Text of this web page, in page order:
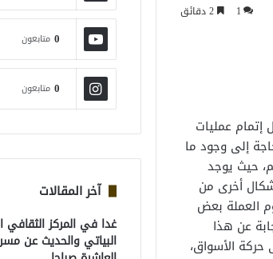
1
عمليات
إلى وجود ما
حيث يوجد
أخرى من
العملة بعض
عن هذا
حركة الأسواق،
0 متابعون
0 متابعون
آخر المقالات
غدا في المركز الثقافي
البياتي والحديث عن